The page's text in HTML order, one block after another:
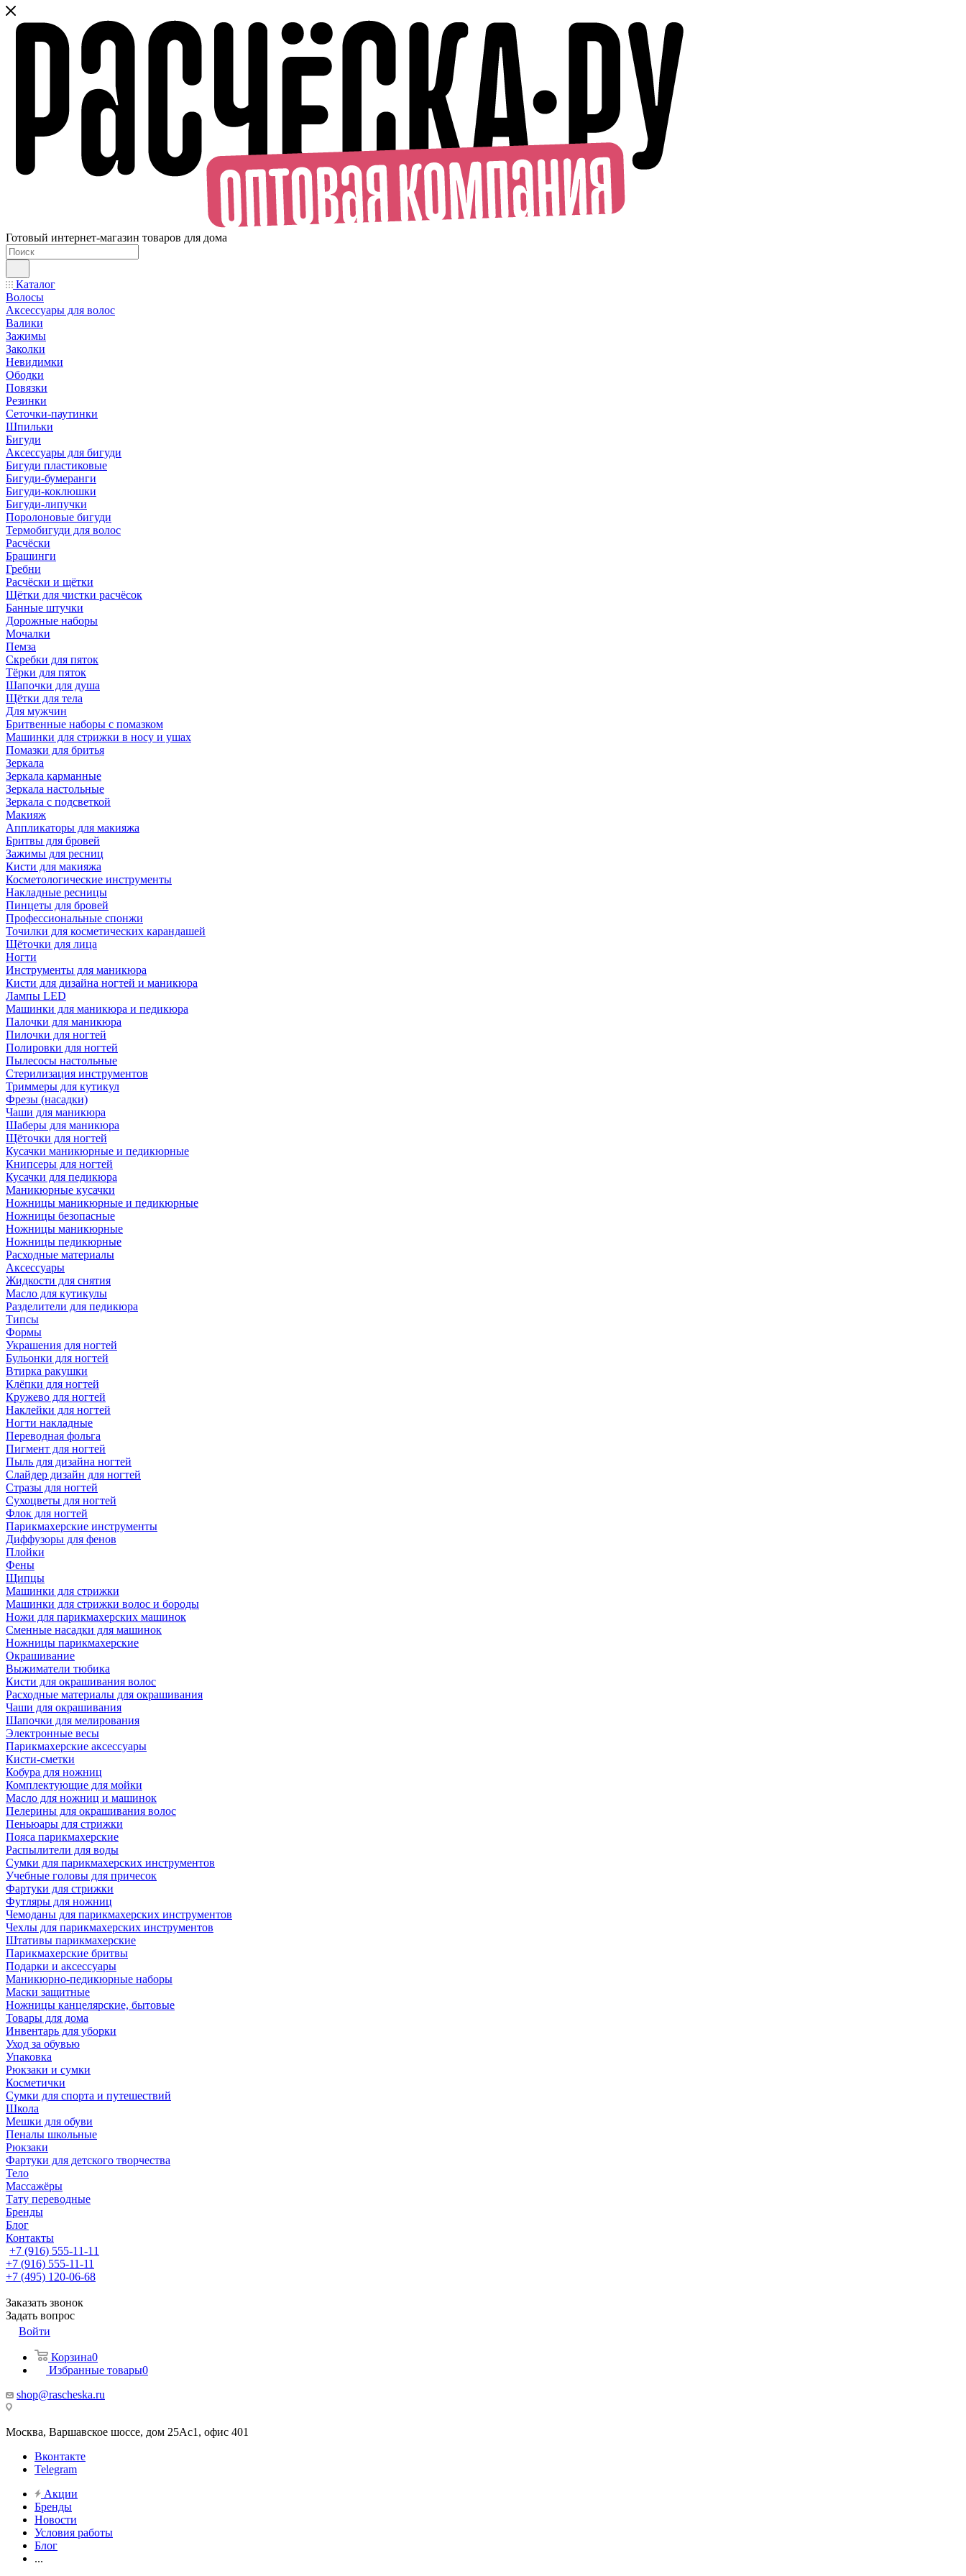
Готовый интернет-магазин товаров для дома
Каталог
Волосы
Аксессуары для волос
Валики
Зажимы
Заколки
Невидимки
Ободки
Повязки
Резинки
Сеточки-паутинки
Шпильки
Бигуди
Аксессуары для бигуди
Бигуди пластиковые
Бигуди-бумеранги
Бигуди-коклюшки
Бигуди-липучки
Поролоновые бигуди
Термобигуди для волос
Расчёски
Брашинги
Гребни
Расчёски и щётки
Щётки для чистки расчёсок
Банные штучки
Дорожные наборы
Мочалки
Пемза
Скребки для пяток
Тёрки для пяток
Шапочки для душа
Щётки для тела
Для мужчин
Бритвенные наборы с помазком
Машинки для стрижки в носу и ушах
Помазки для бритья
Зеркала
Зеркала карманные
Зеркала настольные
Зеркала с подсветкой
Макияж
Аппликаторы для макияжа
Бритвы для бровей
Зажимы для ресниц
Кисти для макияжа
Косметологические инструменты
Накладные ресницы
Пинцеты для бровей
Профессиональные спонжи
Точилки для косметических карандашей
Щёточки для лица
Ногти
Инструменты для маникюра
Кисти для дизайна ногтей и маникюра
Лампы LED
Машинки для маникюра и педикюра
Палочки для маникюра
Пилочки для ногтей
Полировки для ногтей
Пылесосы настольные
Стерилизация инструментов
Триммеры для кутикул
Фрезы (насадки)
Чаши для маникюра
Шаберы для маникюра
Щёточки для ногтей
Кусачки маникюрные и педикюрные
Книпсеры для ногтей
Кусачки для педикюра
Маникюрные кусачки
Ножницы маникюрные и педикюрные
Ножницы безопасные
Ножницы маникюрные
Ножницы педикюрные
Расходные материалы
Аксессуары
Жидкости для снятия
Масло для кутикулы
Разделители для педикюра
Типсы
Формы
Украшения для ногтей
Бульонки для ногтей
Втирка ракушки
Клёпки для ногтей
Кружево для ногтей
Наклейки для ногтей
Ногти накладные
Переводная фольга
Пигмент для ногтей
Пыль для дизайна ногтей
Слайдер дизайн для ногтей
Стразы для ногтей
Сухоцветы для ногтей
Флок для ногтей
Парикмахерские инструменты
Диффузоры для фенов
Плойки
Фены
Щипцы
Машинки для стрижки
Машинки для стрижки волос и бороды
Ножи для парикмахерских машинок
Сменные насадки для машинок
Ножницы парикмахерские
Окрашивание
Выжиматели тюбика
Кисти для окрашивания волос
Расходные материалы для окрашивания
Чаши для окрашивания
Шапочки для мелирования
Электронные весы
Парикмахерские аксессуары
Кисти-сметки
Кобура для ножниц
Комплектующие для мойки
Масло для ножниц и машинок
Пелерины для окрашивания волос
Пеньюары для стрижки
Пояса парикмахерские
Распылители для воды
Сумки для парикмахерских инструментов
Учебные головы для причесок
Фартуки для стрижки
Футляры для ножниц
Чемоданы для парикмахерских инструментов
Чехлы для парикмахерских инструментов
Штативы парикмахерские
Парикмахерские бритвы
Подарки и аксессуары
Маникюрно-педикюрные наборы
Маски защитные
Ножницы канцелярские, бытовые
Товары для дома
Инвентарь для уборки
Уход за обувью
Упаковка
Рюкзаки и сумки
Косметички
Сумки для спорта и путешествий
Школа
Мешки для обуви
Пеналы школьные
Рюкзаки
Фартуки для детского творчества
Тело
Массажёры
Тату переводные
Бренды
Блог
Контакты
+7 (916) 555-11-11
+7 (916) 555-11-11
+7 (495) 120-06-68
Заказать звонок
Задать вопрос
Войти
Корзина0
Избранные товары0
shop@rascheska.ru
Москва, Варшавское шоссе, дом 25Аc1, офис 401
Вконтакте
Telegram
Акции
Бренды
Новости
Условия работы
Блог
...